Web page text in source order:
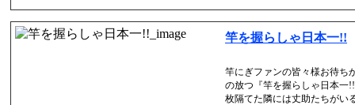
竿を握らしゃ日本一!!
竿にぎファンの皆々様お待ち
の放つ『竿を握らしゃ日本一
枚隔てた隣には丈助たちがい